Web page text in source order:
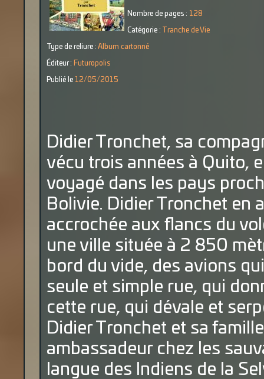
Nombre de pages : 128
Catégorie : Tranche de Vie
Type de reliure : Album cartonné
Éditeur : Futuropolis
Publié le 12/05/2015
Didier Tronchet, sa
vécu trois années à Quito,
voyagé dans les pays
Bolivie. Didier Tronchet en
accrochée aux flancs du
une ville située à 2 850
bord du vide, des avions
seule et simple rue, qui
cette rue, qui dévale et
Didier Tronchet et sa
ambassadeur chez les
langue des Indiens de la